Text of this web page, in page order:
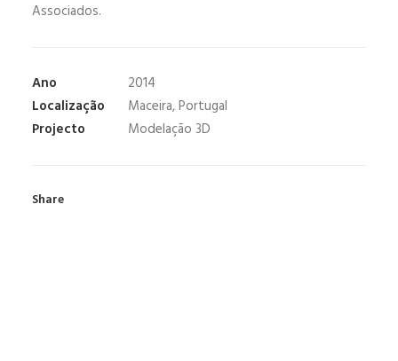
Associados.
Ano
2014
Localização
Maceira, Portugal
Projecto
Modelação 3D
Share